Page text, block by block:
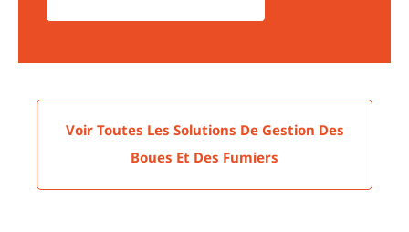
Voir Toutes Les Solutions De Gestion Des
Boues Et Des Fumiers